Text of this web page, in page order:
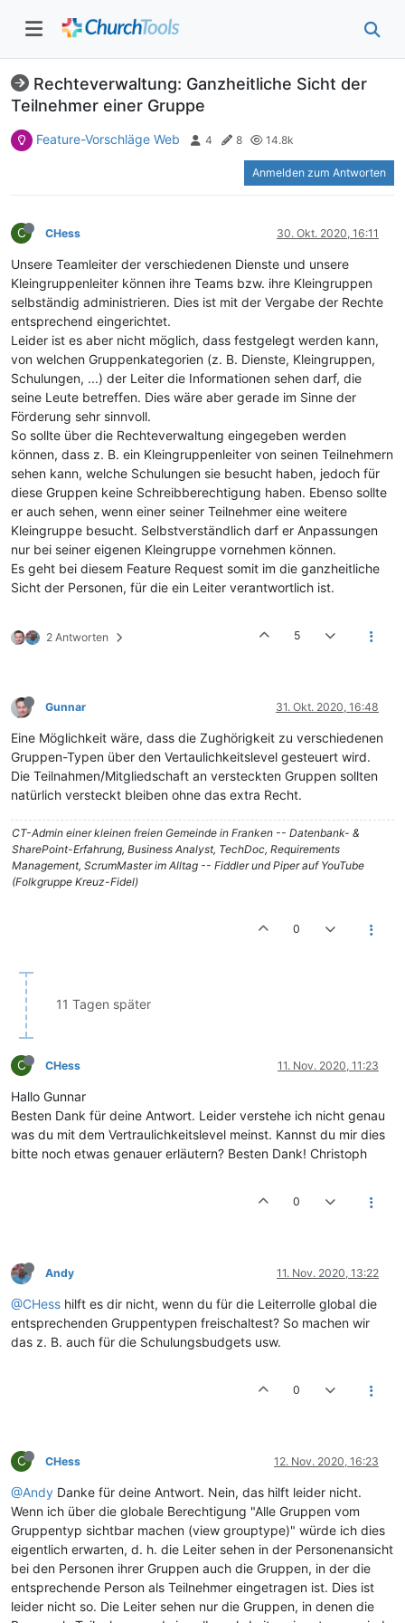
Rechteverwaltung: Ganzheitliche Sicht der
Teilnehmer einer Gruppe
Feature-Vorschläge Web 4 8 14.8k
Anmelden zum Antworten
C CHess 30. Okt. 2020, 16:11
Unsere Teamleiter der verschiedenen Dienste und unsere
Kleingruppenleiter können ihre Teams bzw. ihre Kleingruppen
selbständig administrieren. Dies ist mit der Vergabe der Rechte
entsprechend eingerichtet.
Leider ist es aber nicht möglich, dass festgelegt werden kann,
von welchen Gruppenkategorien (z. B. Dienste, Kleingruppen,
Schulungen, ...) der Leiter die Informationen sehen darf, die
seine Leute betreffen. Dies wäre aber gerade im Sinne der
Förderung sehr sinnvoll.
So sollte über die Rechteverwaltung eingegeben werden
können, dass z. B. ein Kleingruppenleiter von seinen Teilnehmern
sehen kann, welche Schulungen sie besucht haben, jedoch für
diese Gruppen keine Schreibberechtigung haben. Ebenso sollte
er auch sehen, wenn einer seiner Teilnehmer eine weitere
Kleingruppe besucht. Selbstverständlich darf er Anpassungen
nur bei seiner eigenen Kleingruppe vornehmen können.
Es geht bei diesem Feature Request somit im die ganzheitliche
Sicht der Personen, für die ein Leiter verantwortlich ist.
2 Antworten 5
Gunnar 31. Okt. 2020, 16:48
Eine Möglichkeit wäre, dass die Zughörigkeit zu verschiedenen
Gruppen-Typen über den Vertaulichkeitslevel gesteuert wird.
Die Teilnahmen/Mitgliedschaft an versteckten Gruppen sollten
natürlich versteckt bleiben ohne das extra Recht.
CT-Admin einer kleinen freien Gemeinde in Franken -- Datenbank- &
SharePoint-Erfahrung, Business Analyst, TechDoc, Requirements
Management, ScrumMaster im Alltag -- Fiddler und Piper auf YouTube
(Folkgruppe Kreuz-Fidel)
0
11 Tagen später
C CHess 11. Nov. 2020, 11:23
Hallo Gunnar
Besten Dank für deine Antwort. Leider verstehe ich nicht genau
was du mit dem Vertraulichkeitslevel meinst. Kannst du mir dies
bitte noch etwas genauer erläutern? Besten Dank! Christoph
0
Andy 11. Nov. 2020, 13:22
@CHess hilft es dir nicht, wenn du für die Leiterrolle global die
entsprechenden Gruppentypen freischaltest? So machen wir
das z. B. auch für die Schulungsbudgets usw.
0
C CHess 12. Nov. 2020, 16:23
@Andy Danke für deine Antwort. Nein, das hilft leider nicht.
Wenn ich über die globale Berechtigung "Alle Gruppen vom
Gruppentyp sichtbar machen (view grouptype)" würde ich dies
eigentlich erwarten, d. h. die Leiter sehen in der Personenansicht
bei den Personen ihrer Gruppen auch die Gruppen, in der die
entsprechende Person als Teilnehmer eingetragen ist. Dies ist
leider nicht so. Die Leiter sehen nur die Gruppen, in denen die